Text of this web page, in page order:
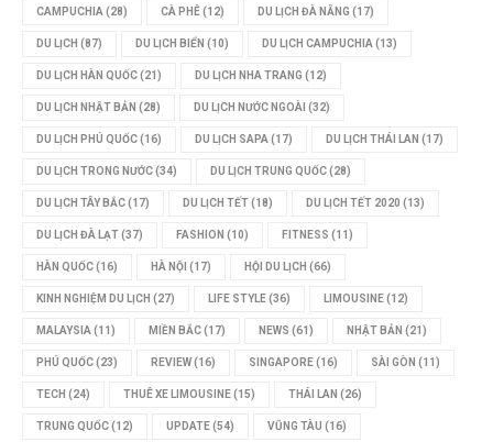
CAMPUCHIA (28) CÀ PHÊ(12) DU LỊCH ĐÀ NẴNG (17)
DU LỊCH (87) DU LỊCH BIỂN (10) DU LỊCH CAMPUCHIA (13)
DU LỊCH HÀN QUỐC(21) DU LỊCH NHA TRANG (12)
DU LỊCH NHẬT BẢN (28) DU LỊCH NƯỚC NGOÀI (32)
DU LỊCH PHÚ QUỐC(16) DU LỊCH SAPA (17) DU LỊCH THÁI LAN (17)
DU LỊCH TRONG NƯỚC(34) DU LỊCH TRUNG QUỐC(28)
DU LỊCH TÂY BẮC(17) DU LỊCH TẾT(18) DU LỊCH TẾT 2020 (13)
DU LỊCH ĐÀ LẠT(37) FASHION (10) FITNESS (11)
HÀN QUỐC(16) HÀ NỘI (17) HỘI DU LỊCH (66)
KINH NGHIỆM DU LỊCH (27) LIFE STYLE(36) LIMOUSINE(12)
MALAYSIA (11) MIỀN BẮC(17) NEWS (61) NHẬT BẢN (21)
PHÚ QUỐC(23) REVIEW(16) SINGAPORE(16) SÀI GÒN (11)
TECH (24) THUÊ XE LIMOUSINE(15) THÁI LAN (26)
TRUNG QUỐC(12) UPDATE(54) VŨNG TÀU (16)